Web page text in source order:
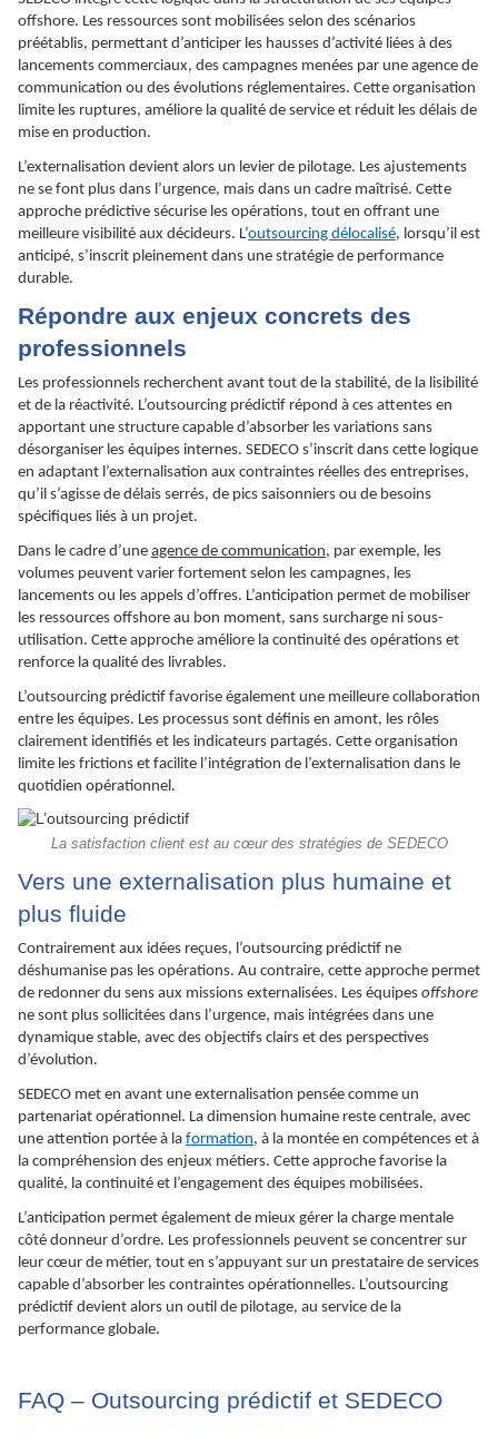
offshore. Les ressources sont mobilisées selon des scénarios
préétablis, permettant d’anticiper les hausses d’activité liées à des
lancements commerciaux, des campagnes menées par une agence de
communication ou des évolutions réglementaires. Cette organisation
limite les ruptures, améliore la qualité de service et réduit les délais de
mise en production.
L’externalisation devient alors un levier de pilotage. Les ajustements
ne se font plus dans l’urgence, mais dans un cadre maîtrisé. Cette
approche prédictive sécurise les opérations, tout en offrant une
meilleure visibilité aux décideurs. L’outsourcing délocalisé, lorsqu’il est
anticipé, s’inscrit pleinement dans une stratégie de performance
durable.
Répondre aux enjeux concrets des
professionnels
Les professionnels recherchent avant tout de la stabilité, de la lisibilité
et de la réactivité. L’outsourcing prédictif répond à ces attentes en
apportant une structure capable d’absorber les variations sans
désorganiser les équipes internes. SEDECO s’inscrit dans cette logique
en adaptant l’externalisation aux contraintes réelles des entreprises,
qu’il s’agisse de délais serrés, de pics saisonniers ou de besoins
spécifiques liés à un projet.
Dans le cadre d’une agence de communication, par exemple, les
volumes peuvent varier fortement selon les campagnes, les
lancements ou les appels d’offres. L’anticipation permet de mobiliser
les ressources offshore au bon moment, sans surcharge ni sous-
utilisation. Cette approche améliore la continuité des opérations et
renforce la qualité des livrables.
L’outsourcing prédictif favorise également une meilleure collaboration
entre les équipes. Les processus sont définis en amont, les rôles
clairement identifiés et les indicateurs partagés. Cette organisation
limite les frictions et facilite l’intégration de l’externalisation dans le
quotidien opérationnel.
La satisfaction client est au cœur des stratégies de SEDECO
Vers une externalisation plus humaine et
plus fluide
Contrairement aux idées reçues, l’outsourcing prédictif ne
déshumanise pas les opérations. Au contraire, cette approche permet
de redonner du sens aux missions externalisées. Les équipes offshore
ne sont plus sollicitées dans l’urgence, mais intégrées dans une
dynamique stable, avec des objectifs clairs et des perspectives
d’évolution.
SEDECO met en avant une externalisation pensée comme un
partenariat opérationnel. La dimension humaine reste centrale, avec
une attention portée à la formation, à la montée en compétences et à
la compréhension des enjeux métiers. Cette approche favorise la
qualité, la continuité et l’engagement des équipes mobilisées.
L’anticipation permet également de mieux gérer la charge mentale
côté donneur d’ordre. Les professionnels peuvent se concentrer sur
leur cœur de métier, tout en s’appuyant sur un prestataire de services
capable d’absorber les contraintes opérationnelles. L’outsourcing
prédictif devient alors un outil de pilotage, au service de la
performance globale.
FAQ – Outsourcing prédictif et SEDECO